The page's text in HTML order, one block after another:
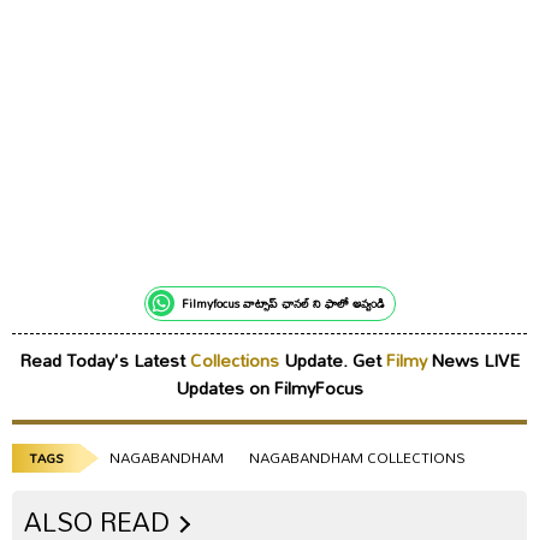
Filmyfocus వాట్సాప్ ఛానల్ ని ఫాలో అవ్వండి
Read Today's LatestCollectionsUpdate. GetFilmyNews LIVE
Updates on FilmyFocus
TAGS NAGABANDHAM NAGABANDHAM COLLECTIONS
ALSO READ